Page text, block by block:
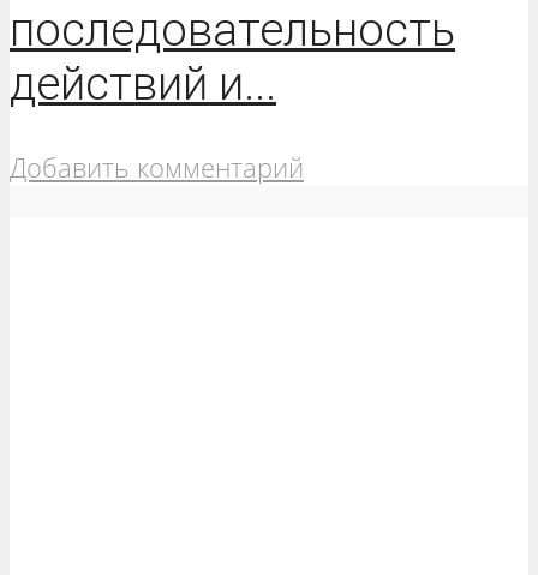
последовательность
действий и...
Добавить комментарий